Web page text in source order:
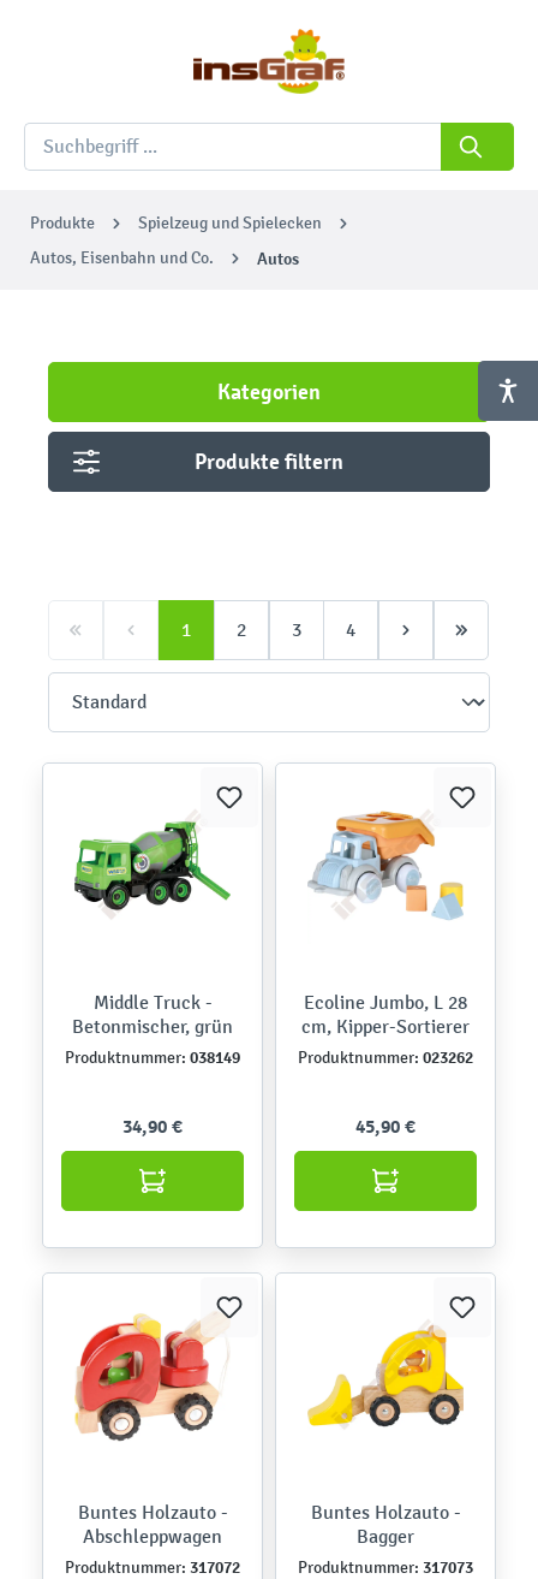
Produkte
Spielzeug und Spielecken
Autos, Eisenbahn und Co.
Autos
Kategorien
Produkte filtern
1 2 3 4
Middle Truck -
Betonmischer, grün
Produktnummer: 038149
34,90 €
Ecoline Jumbo, L 28
cm, Kipper-Sortierer
Produktnummer: 023262
45,90 €
Buntes Holzauto -
Abschleppwagen
Produktnummer: 317072
Buntes Holzauto -
Bagger
Produktnummer: 317073